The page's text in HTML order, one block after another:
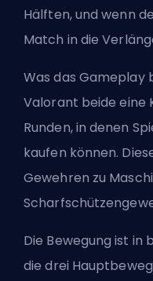
Hälften, und wenn
Match in die
Was das Gameplay
Valorant beide eine
Runden, in denen
kaufen können.
Gewehren zu
Die Bewegung ist in
die drei